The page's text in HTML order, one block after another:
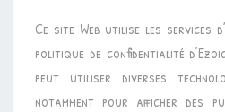
Ce site Web utilise les services
politique de confidentialité
peut utiliser diverses
notamment pour afficher des